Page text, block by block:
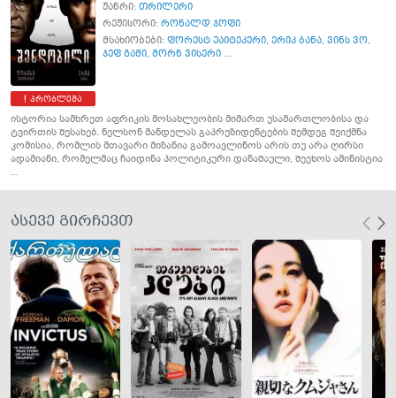
პრობლემა
ჟანრი: თრილერი
რეჟისორი: რონალდ ჯოფი
მსახიობები: ფორესტ უაიტეკერი, ერიკ ბანა, ვინს ვო,
ჯეფ გამი, მორნ ვისერი ...
ისტორია სამხრეთ აფრიკის მოსახლეობის მიმართ უსამართლობისა და
ტვირთის შესახებ. ნელსონ მანდელას გაპრეზიდენტების შემდეგ შეიქმნა
კომისია, რომლის მთავარი მიზანია გამოავლინოს არის თუ არა ღირსი
ადამიანი, რომელმაც ჩაიდინა პოლიტიკური დანაშაული, შეეხოს ამინისტია
...
ასევე გირჩევთ